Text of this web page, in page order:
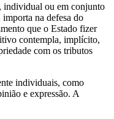
individual ou em conjunto
na defesa do
que o Estado fizer
contempla, implícito,
com os tributos
individuais, como
e expressão. A